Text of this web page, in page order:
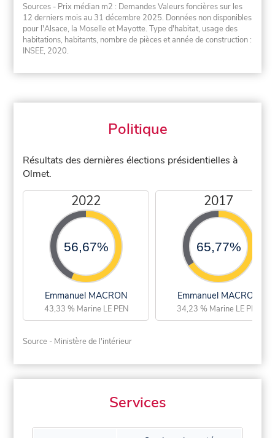
Sources - Prix médian m2 : Demandes Valeurs foncières sur les
12 derniers mois au 31 décembre 2025. Données non disponibles
pour l'Alsace, la Moselle et Mayotte. Type d'habitat, usage des
habitations, habitants, nombre de pièces et année de construction :
INSEE, 2020.
Politique
Résultats des dernières élections présidentielles à
Olmet.
2022
56,67%
Emmanuel MACRON
43,33 % Marine LE PEN
2017
65,77%
Emmanuel MACRON
34,23 % Marine LE PEN
Source - Ministère de l'intérieur
Services